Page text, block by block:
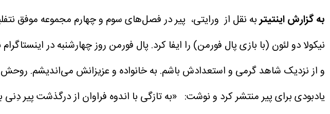
به گزارش اینتیتر
نیکولا دو لئون (با بازی پال فورمن) را ایفا کرد. پال فورمن روز چهارشنبه در
و از نزدیک شاهد گرمی و استعدادش باشم. به خانواده و عزیزانش می‌اندیشم.